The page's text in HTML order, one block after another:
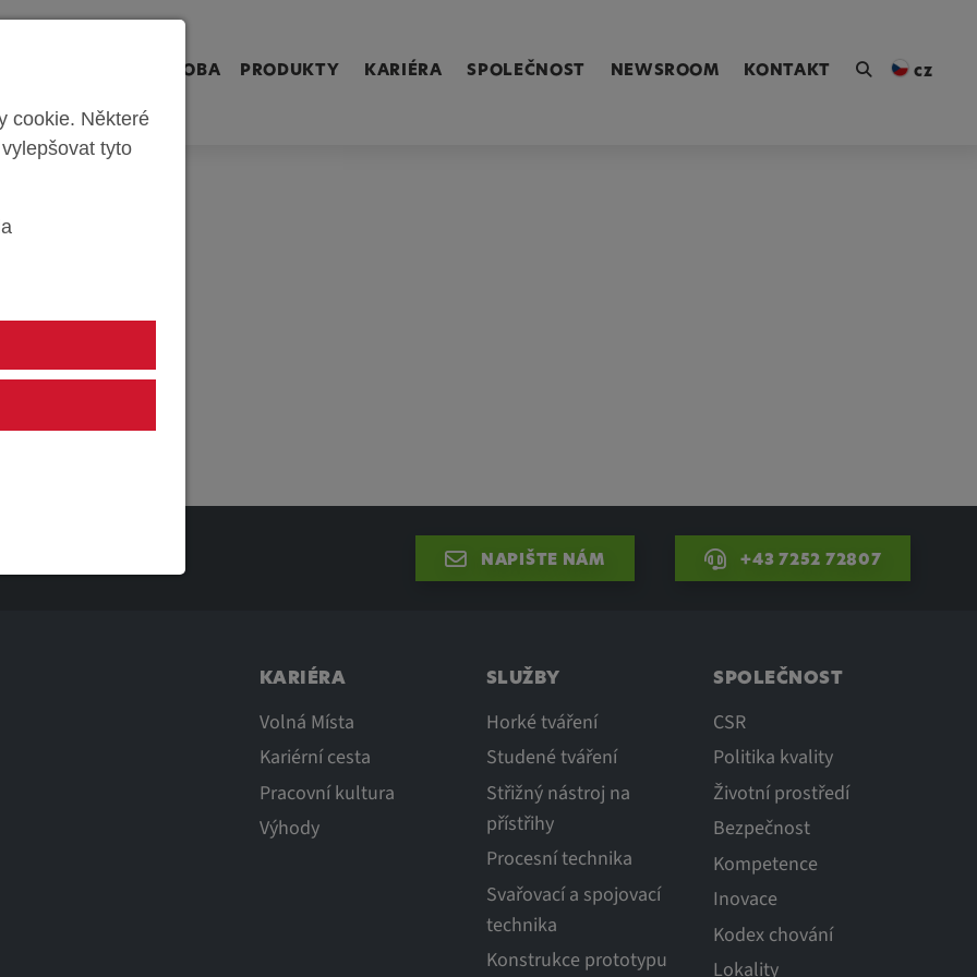
[Alt+2]Zum Inhalt springen [Alt+3]
SÉRIOVÁ VÝROBA PRODUKTY KARIÉRA SPOLEČNOST NEWSROOM KONTAKT cz
NAPIŠTE NÁM +43 7252 72807
KARIÉRA
Volná Místa
Kariérní cesta
Pracovní kultura
Výhody
SLUŽBY
Horké tváření
Studené tváření
Střižný nástroj na
přístřihy
Procesní technika
Svařovací a spojovací
technika
Konstrukce prototypu
SPOLEČNOST
CSR
Politika kvality
Životní prostředí
Bezpečnost
Kompetence
Inovace
Kodex chování
Lokality
cookie. Některé
tyto